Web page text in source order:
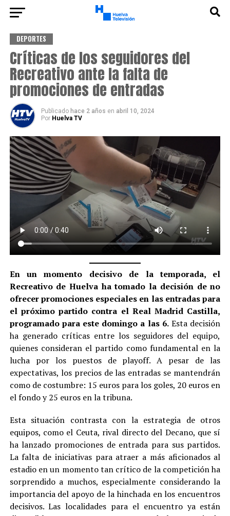
DEPORTES
Críticas de los seguidores del
Recreativo ante la falta de
promociones de entradas
Publicado hace 2 años en abril 10, 2024
Por Huelva TV
En un momento decisivo de la temporada, el
Recreativo de Huelva ha tomado la decisión de no
ofrecer promociones especiales en las entradas para
el próximo partido contra el Real Madrid Castilla,
programado para este domingo a las 6.Esta decisión
ha generado críticas entre los seguidores del equipo,
quienes consideran el partido como fundamental en la
lucha por los puestos de playoff. A pesar de las
expectativas, los precios de las entradas se mantendrán
como de costumbre: 15 euros para los goles, 20 euros en
el fondo y 25 euros en la tribuna.
Esta situación contrasta con la estrategia de otros
equipos, como el Ceuta, rival directo del Decano, que sí
ha lanzado promociones de entrada para sus partidos.
La falta de iniciativas para atraer a más aficionados al
estadio en un momento tan crítico de la competición ha
sorprendido a muchos, especialmente considerando la
importancia del apoyo de la hinchada en los encuentros
decisivos. Las localidades para el encuentro ya están